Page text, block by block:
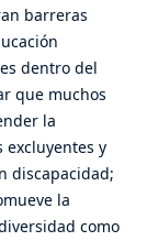
barreras
dentro del
que muchos
la
y
discapacidad;
la
como